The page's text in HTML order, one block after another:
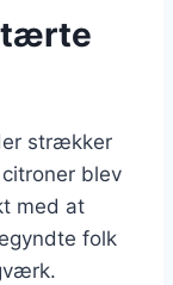
strækker
blev
med at
folk